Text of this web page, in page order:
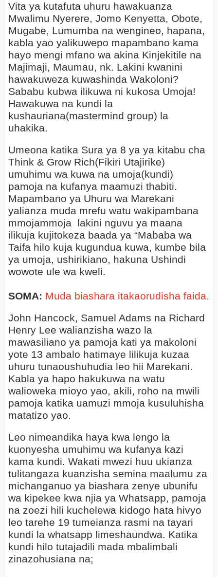
Vita ya kutafuta uhuru hawakuanza
Mwalimu Nyerere, Jomo Kenyetta, Obote,
Mugabe, Lumumba na wengineo, hapana,
kabla yao yalikuwepo mapambano kama
hayo mengi mfano wa akina Kinjekitile na
Majimaji, Maumau, nk. Lakini kwanini
hawakuweza kuwashinda Wakoloni?
Sababu kubwa ilikuwa ni kukosa Umoja!
Hawakuwa na kundi la
kushauriana(mastermind group) la
uhakika.
Umeona katika Sura ya 8 ya ya kitabu cha
Think & Grow Rich(Fikiri Utajirike)
umuhimu wa kuwa na umoja(kundi)
pamoja na kufanya maamuzi thabiti.
Mapambano ya Uhuru wa Marekani
yalianza muda mrefu watu wakipambana
mmojammoja lakini nguvu ya maana
ilikuja kujitokeza baada ya “Mababa wa
Taifa hilo kuja kugundua kuwa, kumbe bila
ya umoja, ushirikiano, hakuna Ushindi
wowote ule wa kweli.
SOMA: Muda biashara itakaorudisha faida.
John Hancock, Samuel Adams na Richard
Henry Lee walianzisha wazo la
mawasiliano ya pamoja kati ya makoloni
yote 13 ambalo hatimaye lilikuja kuzaa
uhuru tunaoushuhudia leo hii Marekani.
Kabla ya hapo hakukuwa na watu
walioweka mioyo yao, akili, roho na mwili
pamoja katika uamuzi mmoja kusuluhisha
matatizo yao.
Leo nimeandika haya kwa lengo la
kuonyesha umuhimu wa kufanya kazi
kama kundi. Wakati mwezi huu ukianza
tulitangaza kuanzisha semina maalumu za
michanganuo ya biashara zenye ubunifu
wa kipekee kwa njia ya Whatsapp, pamoja
na zoezi hili kuchelewa kidogo hata hivyo
leo tarehe 19 tumeianza rasmi na tayari
kundi la whatsapp limeshaundwa. Katika
kundi hilo tutajadili mada mbalimbali
zinazohusiana na;